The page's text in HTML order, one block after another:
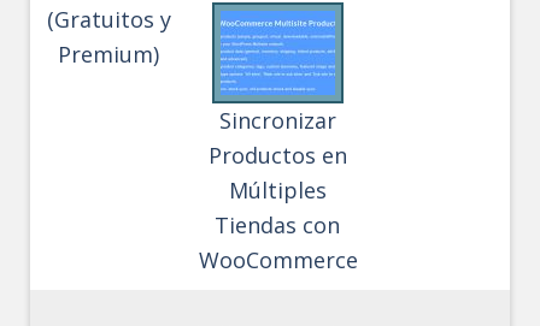
(Gratuitos y
Premium)
Sincronizar
Productos en
Múltiples
Tiendas con
WooCommerce